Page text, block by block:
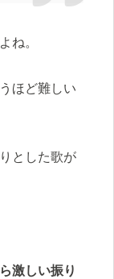
ね。
ほど難しい
とした歌が
激しい振り